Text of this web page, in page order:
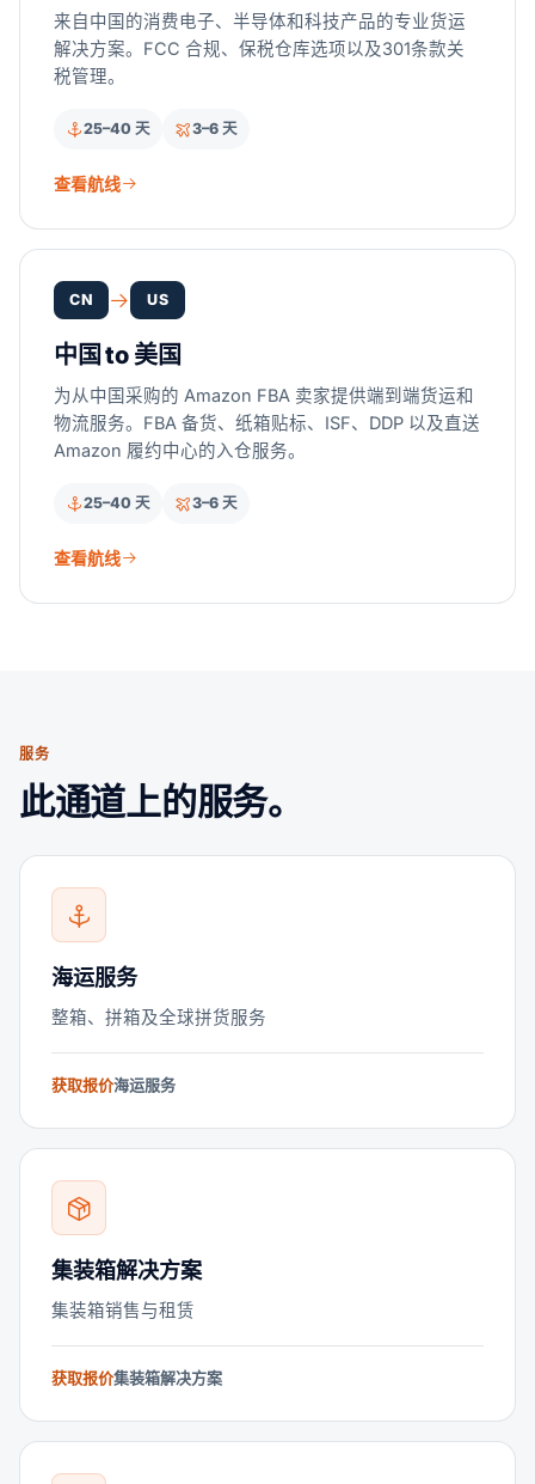
来自中国的消费电子、半导体和科技产品的专业货运
解决方案。FCC 合规、保税仓库选项以及301条款关
税管理。
25–40 天 3–6 天
查看航线
CN US
中国 to 美国
为从中国采购的 Amazon FBA 卖家提供端到端货运和
物流服务。FBA 备货、纸箱贴标、ISF、DDP 以及直送
Amazon 履约中心的入仓服务。
25–40 天 3–6 天
查看航线
服务
此通道上的服务。
海运服务
整箱、拼箱及全球拼货服务
获取报价海运服务
集装箱解决方案
集装箱销售与租赁
获取报价集装箱解决方案